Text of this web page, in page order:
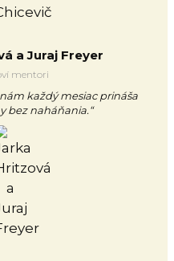
a Juraj Freyer
mentori
každý mesiac prináša
bez naháňania.“